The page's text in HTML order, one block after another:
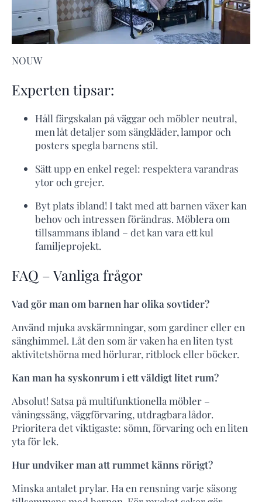
NOUW
Experten tipsar:
Håll färgskalan på väggar och möbler neutral,
men låt detaljer som sängkläder, lampor och
posters spegla barnens stil.
Sätt upp en enkel regel: respektera varandras
ytor och grejer.
Byt plats ibland! I takt med att barnen växer kan
behov och intressen förändras. Möblera om
tillsammans ibland – det kan vara ett kul
familjeprojekt.
FAQ – Vanliga frågor
Vad gör man om barnen har olika sovtider?
Använd mjuka avskärmningar, som gardiner eller en
sänghimmel. Låt den som är vaken ha en liten tyst
aktivitetshörna med hörlurar, ritblock eller böcker.
Kan man ha syskonrum i ett väldigt litet rum?
Absolut! Satsa på multifunktionella möbler –
våningssäng, väggförvaring, utdragbara lådor.
Prioritera det viktigaste: sömn, förvaring och en liten
yta för lek.
Hur undviker man att rummet känns rörigt?
Minska antalet prylar. Ha en rensning varje säsong